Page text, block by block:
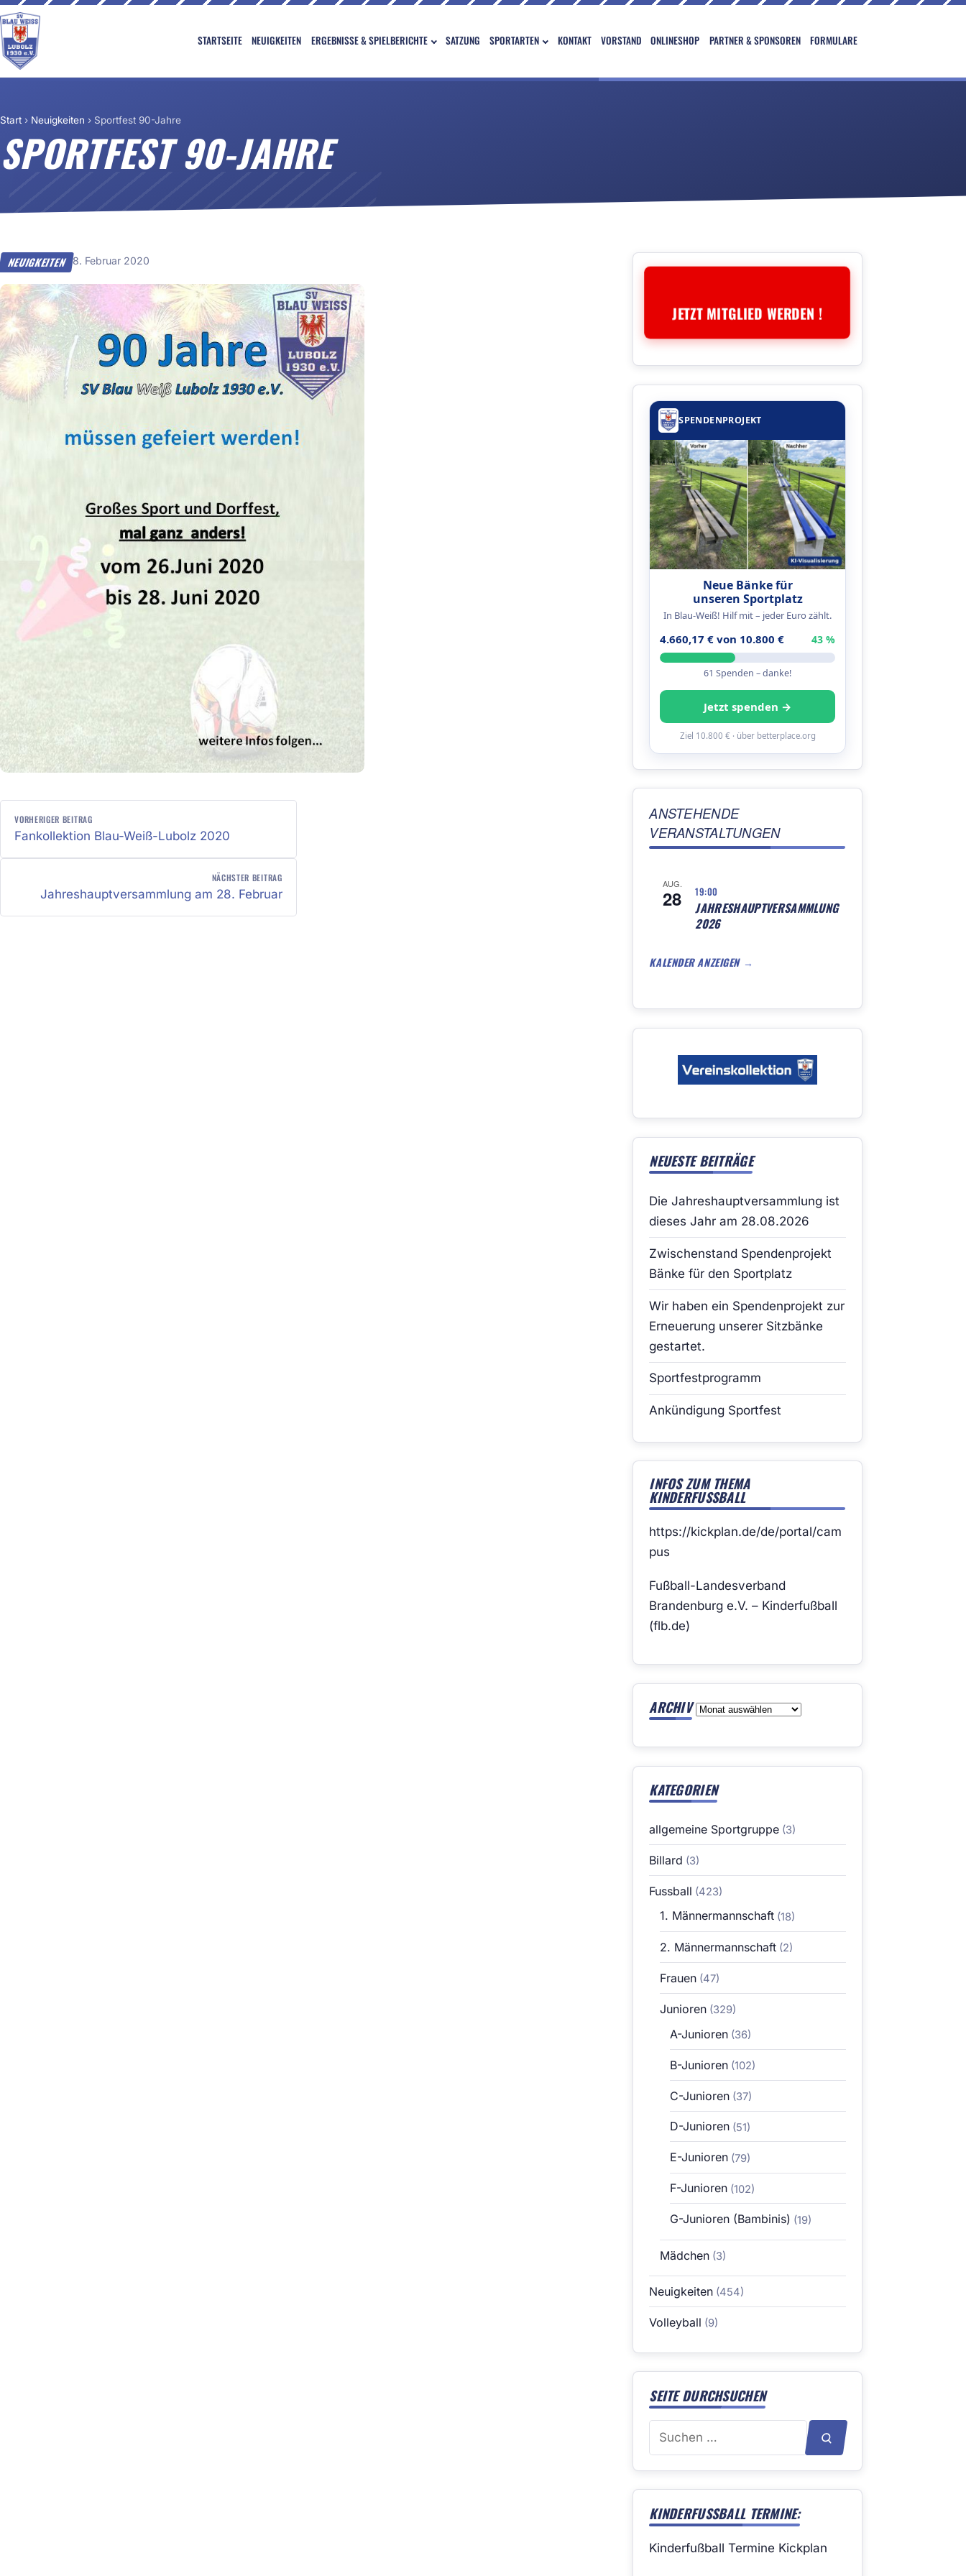
STARTSEITE NEUIGKEITEN ERGEBNISSE & SPIELBERICHTE SATZUNG SPORTARTEN KONTAKT VORSTAND ONLINESHOP PARTNER & SPONSOREN FORMULARE
Start › Neuigkeiten › Sportfest 90-Jahre
SPORTFEST 90-JAHRE
NEUIGKEITEN 8. Februar 2020
BEITRAGSNAVIGATION
VORHERIGER BEITRAG
Fankollektion Blau-Weiß-Lubolz 2020
NÄCHSTER BEITRAG
Jahreshauptversammlung am 28. Februar
JETZT MITGLIED WERDEN !
SPENDENPROJEKT
Neue Bänke für
unseren Sportplatz
In Blau-Weiß! Hilf mit – jeder Euro zählt.
4.660,17 € von 10.800 € 43 %
61 Spenden – danke!
Jetzt spenden →
Ziel 10.800 € · über betterplace.org
ANSTEHENDE
VERANSTALTUNGEN
AUG.
28 19:00
JAHRESHAUPTVERSAMMLUNG
2026
KALENDER ANZEIGEN
NEUESTE BEITRÄGE
Die Jahreshauptversammlung ist
dieses Jahr am 28.08.2026
Zwischenstand Spendenprojekt
Bänke für den Sportplatz
Wir haben ein Spendenprojekt zur
Erneuerung unserer Sitzbänke
gestartet.
Sportfestprogramm
Ankündigung Sportfest
INFOS ZUM THEMA
KINDERFUSSBALL
https://kickplan.de/de/portal/cam
pus
Fußball-Landesverband
Brandenburg e.V. – Kinderfußball
(flb.de)
ARCHIV Archiv
KATEGORIEN
allgemeine Sportgruppe (3)
Billard (3)
Fussball (423)
1. Männermannschaft(18)
2. Männermannschaft(2)
Frauen(47)
Junioren(329)
A-Junioren (36)
B-Junioren (102)
C-Junioren (37)
D-Junioren (51)
E-Junioren (79)
F-Junioren (102)
G-Junioren (Bambinis) (19)
Mädchen(3)
Neuigkeiten (454)
Volleyball (9)
SEITE DURCHSUCHEN
Suchen
SUCHEN
KINDERFUSSBALL TERMINE:
Kinderfußball Termine Kickplan